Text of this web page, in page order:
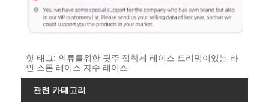
핫 태그: 의류를위한 뒷주 접착제 레이스 트리밍이있는 라
인 스톤 레이스 자수 레이스
관련 카테고리